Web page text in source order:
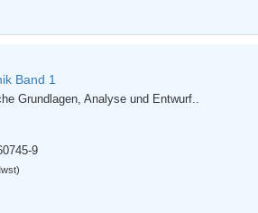
Band 1
Grundlagen, Analyse und Entwurf..
9